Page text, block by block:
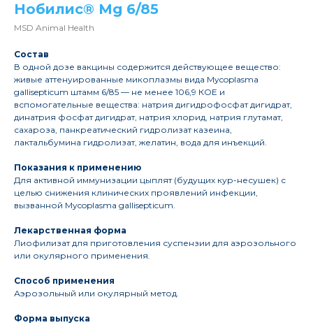
Нобилис® Mg 6/85
MSD Animal Health
Состав
В одной дозе вакцины содержится действующее вещество:
живые аттенуированные микоплазмы вида Mycoplasma
gallisepticum штамм 6/85 — не менее 106,9 КОЕ и
вспомогательные вещества: натрия дигидрофосфат дигидрат,
динатрия фосфат дигидрат, натрия хлорид, натрия глутамат,
сахароза, панкреатический гидролизат казеина,
лактальбумина гидролизат, желатин, вода для инъекций.
Показания к применению
Для активной иммунизации цыплят (будущих кур-несушек) с
целью снижения клинических проявлений инфекции,
вызванной Mycoplasma gallisepticum.
Лекарственная форма
Лиофилизат для приготовления суспензии для аэрозольного
или окулярного применения.
Способ применения
Аэрозольный или окулярный метод.
Форма выпуска